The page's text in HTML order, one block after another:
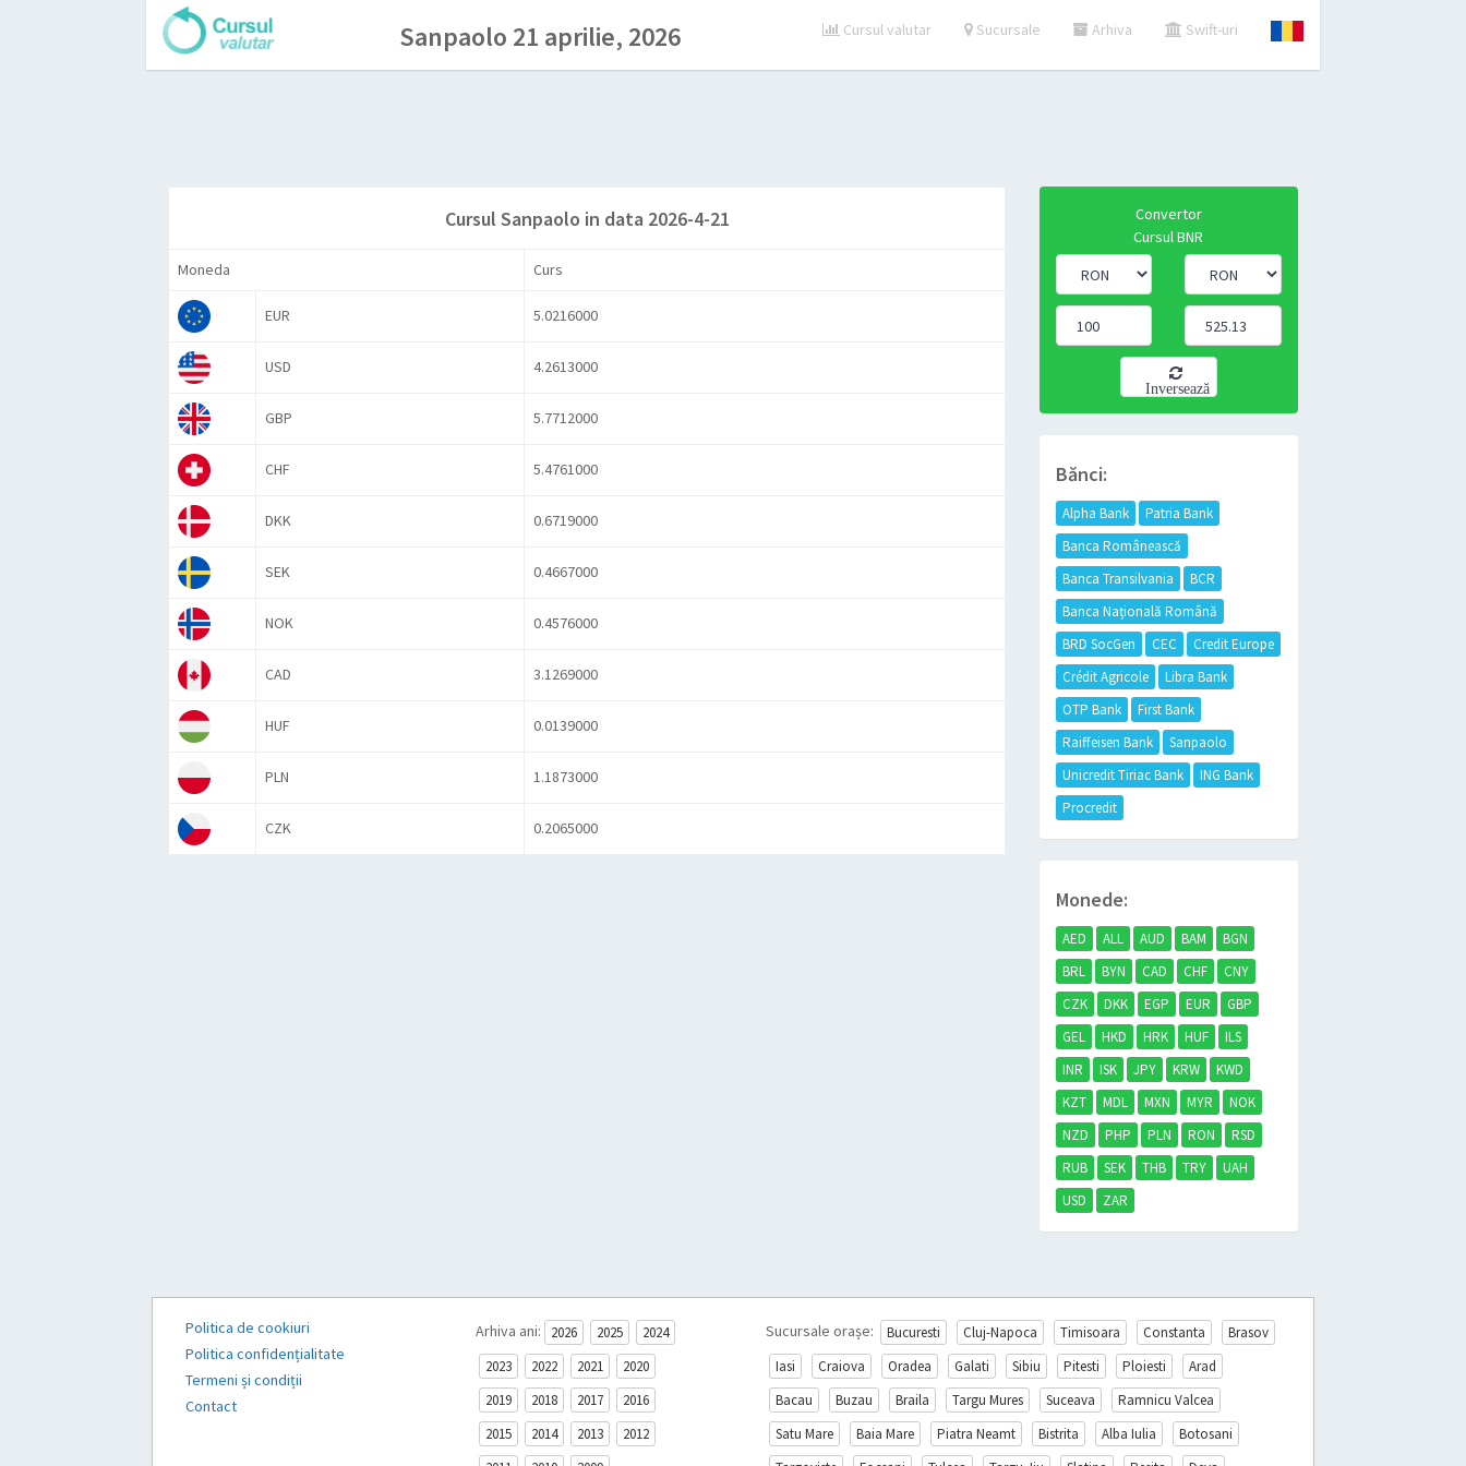
Sanpaolo 21 aprilie, 2026 Cursul valutar Sucursale Arhiva Swift-uri
Cursul Sanpaolo in data 2026-4-21
Moneda Curs
EUR 5.0216000
USD 4.2613000
GBP 5.7712000
CHF 5.4761000
DKK 0.6719000
SEK 0.4667000
NOK 0.4576000
CAD 3.1269000
HUF 0.0139000
PLN 1.1873000
CZK 0.2065000
Convertor
Cursul BNR
Inversează
Bănci:
Alpha Bank
Patria Bank
Banca Românească
Banca Transilvania
BCR
Banca Națională Română
BRD SocGen
CEC
Credit Europe
Crédit Agricole
Libra Bank
OTP Bank
First Bank
Raiffeisen Bank
Sanpaolo
Unicredit Tiriac Bank
ING Bank
Procredit
Monede:
AED ALL AUD BAM
BGN
BRL
BYN CAD CHF
CNY
CZK
DKK EGP EUR
GBP
GEL
HKD HRK HUF
ILS
INR
ISK JPY KRW
KWD
KZT
MDL MXN MYR
NOK
NZD
PHP PLN RON
RSD
RUB
SEK THB TRY
UAH
USD
ZAR
Politica de cookiuri
Politica confidențialitate
Termeni și condiții
Contact
Arhiva ani: 2026 2025
2024
2023
2022 2021
2020
2019
2018 2017
2016
2015
2014 2013
2012
Sucursale orașe: Bucuresti Cluj-Napoca Timisoara Constanta
Brasov
Iasi
Craiova Oradea Galati Sibiu Pitesti Ploiesti
Arad
Bacau
Buzau Braila Targu Mures Suceava
Ramnicu Valcea
Satu Mare
Baia Mare Piatra Neamt Bistrita Alba Iulia
Botosani